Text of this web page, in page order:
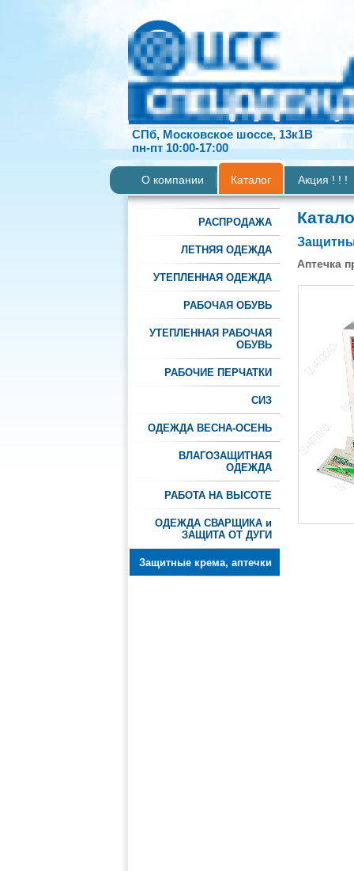
СПб, Московское шоссе, 13к1В
пн-пт 10:00-17:00
О компании Каталог Акция ! ! !
РАСПРОДАЖА
ЛЕТНЯЯ ОДЕЖДА
УТЕПЛЕННАЯ ОДЕЖДА
РАБОЧАЯ ОБУВЬ
УТЕПЛЕННАЯ РАБОЧАЯ
ОБУВЬ
РАБОЧИЕ ПЕРЧАТКИ
СИЗ
ОДЕЖДА ВЕСНА-ОСЕНЬ
ВЛАГОЗАЩИТНАЯ
ОДЕЖДА
РАБОТА НА ВЫСОТЕ
ОДЕЖДА СВАРЩИКА и
ЗАЩИТА ОТ ДУГИ
Защитные крема, аптечки
Аптечка